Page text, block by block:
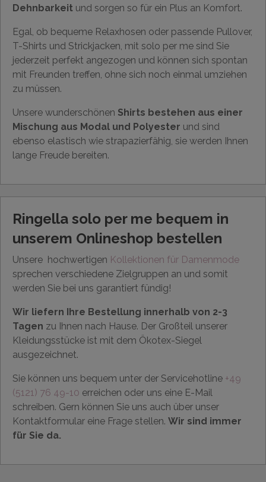
Dehnbarkeit und sorgen so für ein Plus an Komfort.
Egal, ob bequeme Relaxhosen oder passende Pullover,
T-Shirts und Strickjacken, mit solo per me sind Sie
jederzeit perfekt angezogen und können sich spontan
mit Freunden treffen, ohne sich noch einmal umziehen
zu müssen.
Unsere wunderschönen Shirts bestehen aus einer
Mischung aus Modal und Polyester und sind
ebenso elastisch wie strapazierfähig, sie werden Ihnen
lange Freude bereiten.
Ringella solo per me bequem in
unserem Onlineshop bestellen
Unsere hochwertigen Kollektionen für Damenmode
sprechen verschiedene Zielgruppen an und somit
werden Sie bei uns garantiert fündig!
Wir liefern Ihre Bestellung innerhalb von 2-3
Tagen zu Ihnen nach Hause. Der Großteil unserer
Kleidungsstücke ist mit dem Ökotex-Siegel
ausgezeichnet.
Sie können uns bequem unter der Servicehotline +49
(5121) 76 49-10 erreichen oder uns eine E-Mail
schreiben. Gern können Sie uns auch über unser
Kontaktformular eine Frage stellen. Wir sind immer
für Sie da.